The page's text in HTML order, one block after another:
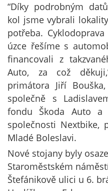
“Díky podrobným
kol jsme vybrali
potřeba.
úzce řešíme s
financovali z
Auto, za což
primátora Jiří
společně s
fondu Škoda Auto a
společnosti Nextbike,
Mladé Boleslavi.
Nové stojany byly
Staroměstském
Štefánikově ulici u 6.